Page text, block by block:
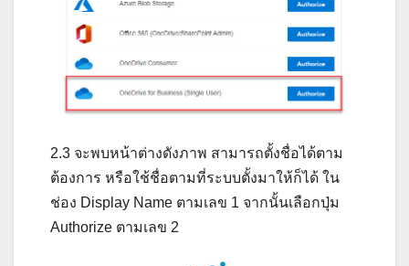
2.3 จะพบหน้าต่างดังภาพ สามารถตั้งชื่อได้ตาม
ต้องการ หรือใช้ชื่อตามที่ระบบตั้งมาให้ก็ได้ ใน
ช่อง Display Name ตามเลข 1 จากนั้นเลือกปุ่ม
Authorize ตามเลข 2